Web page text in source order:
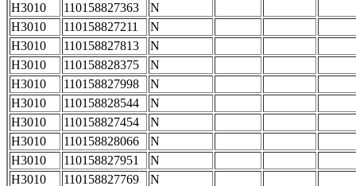
H3010
110158827363
N
H3010
110158827211
N
H3010
110158827813
N
H3010
110158828375
N
H3010
110158827998
N
H3010
110158828544
N
H3010
110158827454
N
H3010
110158828066
N
H3010
110158827951
N
H3010
110158827769
N